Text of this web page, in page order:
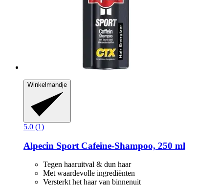
Winkelmandje
5.0 (1)
Alpecin Sport Cafeïne-​Shampoo, 250 ml
Tegen haaruitval & dun haar
Met waardevolle ingrediënten
Versterkt het haar van binnenuit